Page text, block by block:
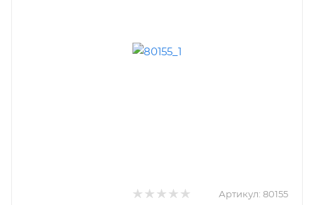
Артикул: 80155